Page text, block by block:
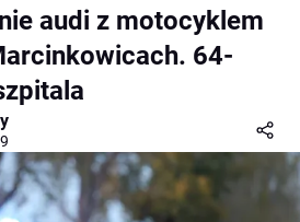
audi z motocyklem
64-